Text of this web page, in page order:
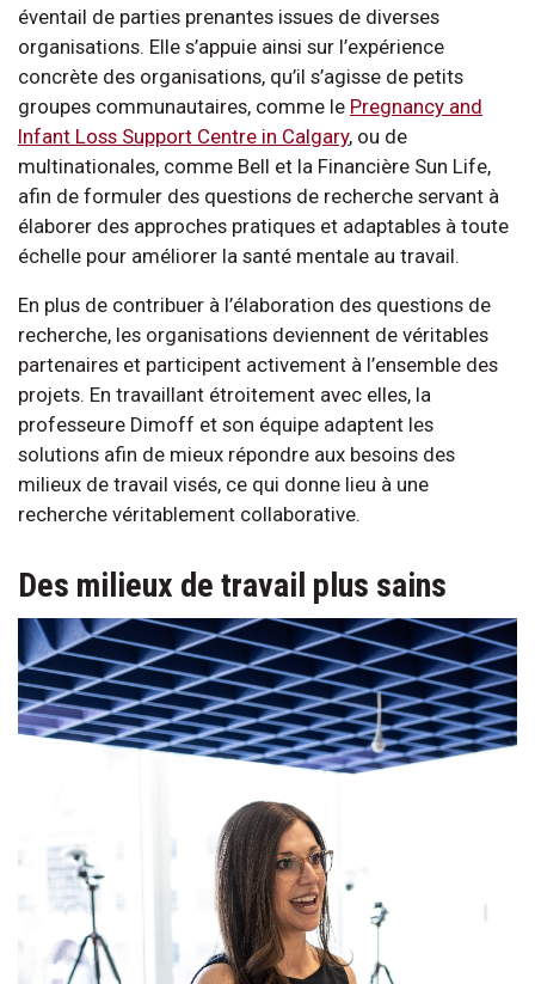
éventail de parties prenantes issues de diverses
organisations. Elle s’appuie ainsi sur l’expérience
concrète des organisations, qu’il s’agisse de petits
groupes communautaires, comme le Pregnancy and
Infant Loss Support Centre in Calgary, ou de
multinationales, comme Bell et la Financière Sun Life,
afin de formuler des questions de recherche servant à
élaborer des approches pratiques et adaptables à toute
échelle pour améliorer la santé mentale au travail.
En plus de contribuer à l’élaboration des questions de
recherche, les organisations deviennent de véritables
partenaires et participent activement à l’ensemble des
projets. En travaillant étroitement avec elles, la
professeure Dimoff et son équipe adaptent les
solutions afin de mieux répondre aux besoins des
milieux de travail visés, ce qui donne lieu à une
recherche véritablement collaborative.
Des milieux de travail plus sains